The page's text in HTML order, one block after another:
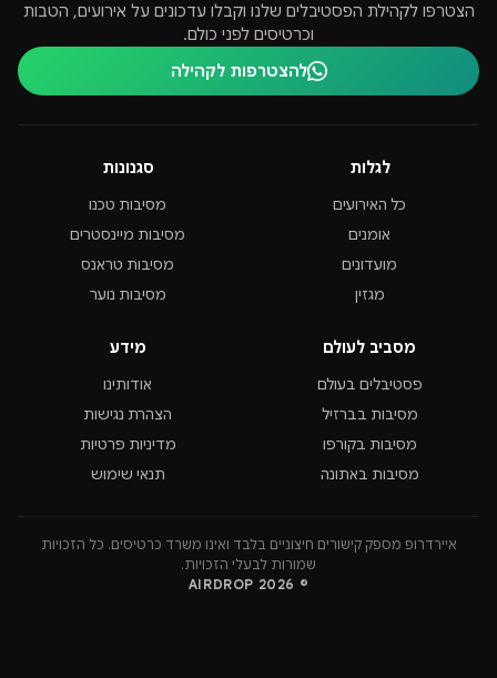
הצטרפו לקהילת הפסטיבלים שלנו וקבלו עדכונים על אירועים, הטבות
וכרטיסים לפני כולם.
להצטרפות לקהילה
לגלות
כל האירועים
אומנים
מועדונים
מגזין
סגנונות
מסיבות טכנו
מסיבות מיינסטרים
מסיבות טראנס
מסיבות נוער
מסביב לעולם
פסטיבלים בעולם
מסיבות בברזיל
מסיבות בקורפו
מסיבות באתונה
מידע
אודותינו
הצהרת נגישות
מדיניות פרטיות
תנאי שימוש
איירדרופ מספק קישורים חיצוניים בלבד ואינו משרד כרטיסים. כל הזכויות
שמורות לבעלי הזכויות.
© 2026 AIRDROP